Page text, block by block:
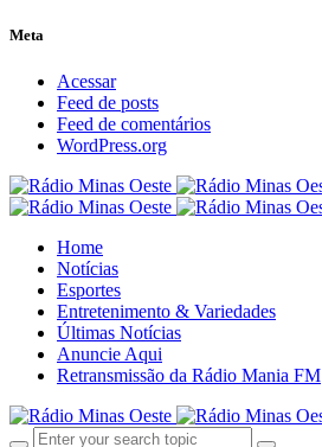
Meta
Acessar
Feed de posts
Feed de comentários
WordPress.org
Home
Notícias
Esportes
Entretenimento & Variedades
Últimas Notícias
Anuncie Aqui
Retransmissão da Rádio Mania FM